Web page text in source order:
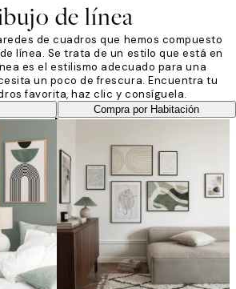
de línea
de cuadros que hemos compuesto
línea. Se trata de un estilo que está en
es el estilismo adecuado para una
un poco de frescura. Encuentra tu
favorita, haz clic y consíguela.
Compra por Habitación